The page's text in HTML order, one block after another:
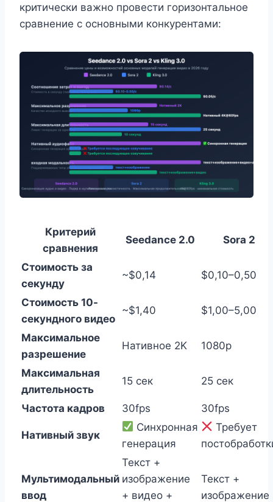
критически важно провести горизонтальное
сравнение с основными конкурентами:
Критерий
сравнения
Seedance 2.0 Sora 2
Стоимость за
секунду
~$0,14 $0,10–0,50
Стоимость 10-
секундного видео
~$1,40 $1,00–5,00
Максимальное
разрешение
Нативное 2K 1080p
Максимальная
длительность
15 сек 25 сек
Частота кадров 30fps 30fps
Нативный звук
Синхронная
генерация
Требует
Мультимодальный
ввод
Текст +
изображение
+ видео +
Текст +
изображение